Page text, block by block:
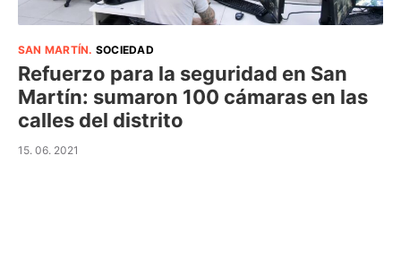
SAN MARTÍN. SOCIEDAD
Refuerzo para la seguridad en San
Martín: sumaron 100 cámaras en las
calles del distrito
15. 06. 2021